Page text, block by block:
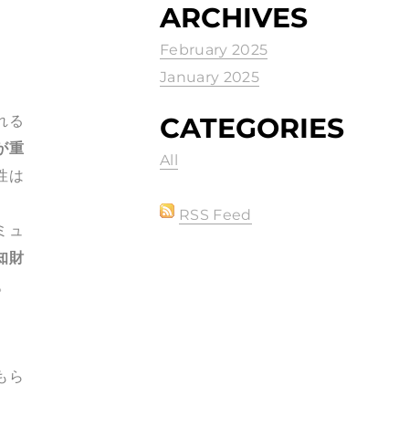
る
重
は
ュ
財
ら
ARCHIVES
February 2025
January 2025
CATEGORIES
All
RSS Feed